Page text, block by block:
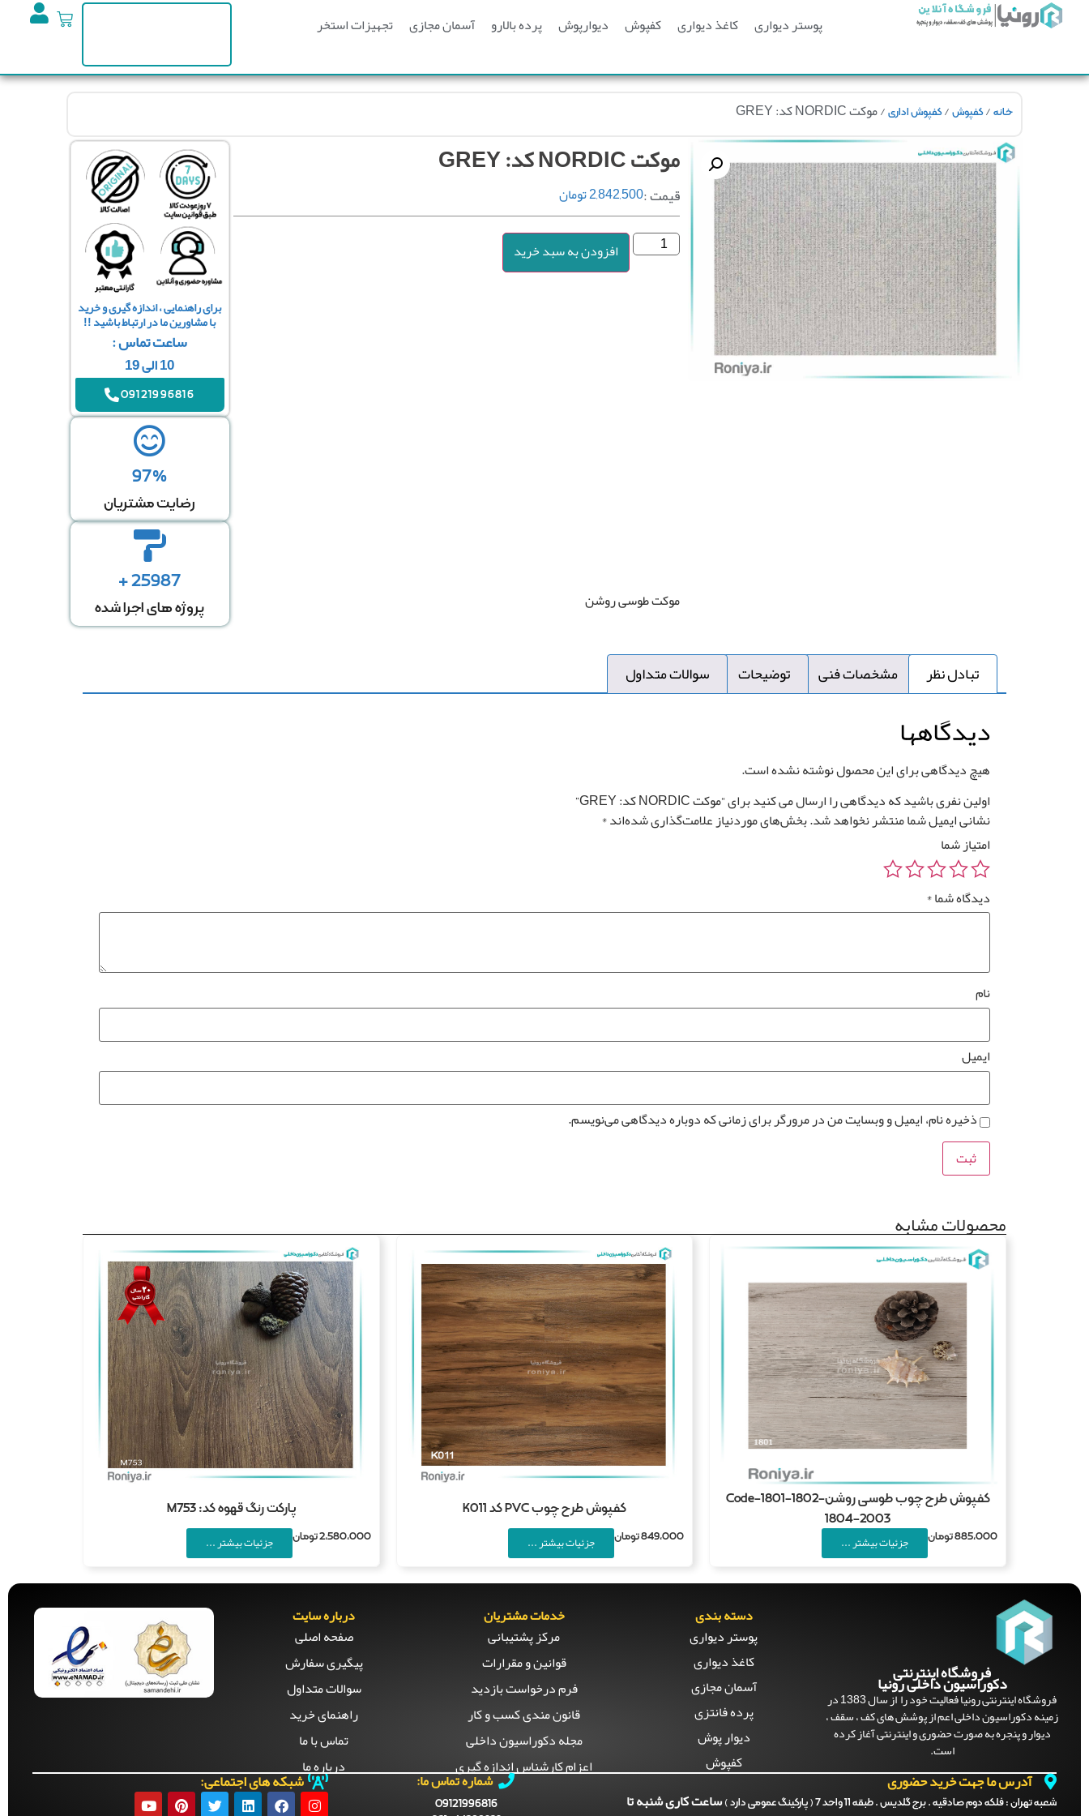
پوستر دیواری کاغذ دیواری کفپوش دیوارپوش پرده بالارو آسمان مجازی تجهیزات استخر
خانه /کفپوش /کفپوش اداری / موکت NORDIC کد: GREY
موکت NORDIC کد: GREY
قیمت :2,842,500تومان
افزودن به سبد خرید
موکت طوسی روشن
برای راهنمایی ، اندازه گیری و خرید
با مشاورین ما در ارتباط باشید !!
ساعت تماس :
10 الی 19
09121996816
97%
رضایت مشتریان
25987 +
پروژه های اجرا شده
تبادل نظر مشخصات فنی توضیحات سوالات متداول
دیدگاهها
هیچ دیدگاهی برای این محصول نوشته نشده است.
اولین نفری باشید که دیدگاهی را ارسال می کنید برای “موکت NORDIC کد: GREY”
نشانی ایمیل شما منتشر نخواهد شد.بخش‌های موردنیاز علامت‌گذاری شده‌اند*
امتیاز شما
دیدگاه شما*
نام
ایمیل
ذخیره نام، ایمیل و وبسایت من در مرورگر برای زمانی که دوباره دیدگاهی می‌نویسم.
محصولات مشابه
کفپوش طرح چوب طوسی روشنCode-1801-1802-
1804-2003
885,000تومان جزئیات بیشتر ...
کفپوش طرح چوب PVC کد K011
849,000تومان جزئیات بیشتر ...
پارکت رنگ قهوه کد: M753
2,580,000تومان جزئیات بیشتر ...
فروشگاه اینترنتی
دکوراسیون داخلی رونیا
فروشگاه اینترنتی رونیا فعالیت خود را از سال 1383 در
زمینه دکوراسیون داخلی اعم از پوشش های کف ، سقف ،
دیوار و پنجره به صورت حضوری و اینترنتی آغاز کرده
است.
دسته بندی
پوستر دیواری
کاغذ دیواری
آسمان مجازی
پرده فانتزی
دیوار پوش
کفپوش
خدمات مشتریان
مرکز پشتیبانی
قوانین و مقرارات
فرم درخواست بازدید
قانون مندی کسب و کار
مجله دکوراسیون داخلی
اعزام کارشناس اندازه گیری
درباره سایت
صفحه‌ اصلی
پیگیری سفارش
سوالات متداول
راهنمای خرید
تماس با ما
درباره ما
آدرس ما جهت خرید حضوری
شعبه تهران :فلکه دوم صادقیه . برج گلدیس . طبقه 11 واحد 7 ( پارکینگ عمومی دارد )
ساعت کاری شنبه تا
شماره تماس ما:
09121996816
شبکه های اجتماعی: